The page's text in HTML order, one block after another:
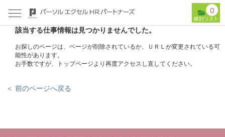
0
該当する仕事情報は見つかりませんでした。
お探しのページは、ページが削除されているか、ＵＲＬが変更されている可
能性があります。
お手数ですが、トップページより再度アクセスし直してください。
＜ 前のページへ戻る